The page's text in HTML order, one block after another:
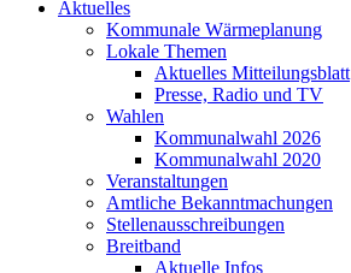
Aktuelles
Kommunale Wärmeplanung
Lokale Themen
Aktuelles Mitteilungsblatt
Presse, Radio und TV
Wahlen
Kommunalwahl 2026
Kommunalwahl 2020
Veranstaltungen
Amtliche Bekanntmachungen
Stellenausschreibungen
Breitband
Aktuelle Infos